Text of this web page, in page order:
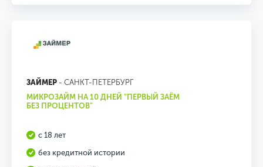
ЗАЙМЕР - САНКТ-ПЕТЕРБУРГ
МИКРОЗАЙМ НА 10 ДНЕЙ "ПЕРВЫЙ ЗАЁМ
БЕЗ ПРОЦЕНТОВ"
с 18 лет
без кредитной истории